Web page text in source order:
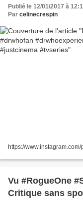
Publié le 12/01/2017 à
Par celinecrespin
https://
Vu #RogueOne
Critique sans